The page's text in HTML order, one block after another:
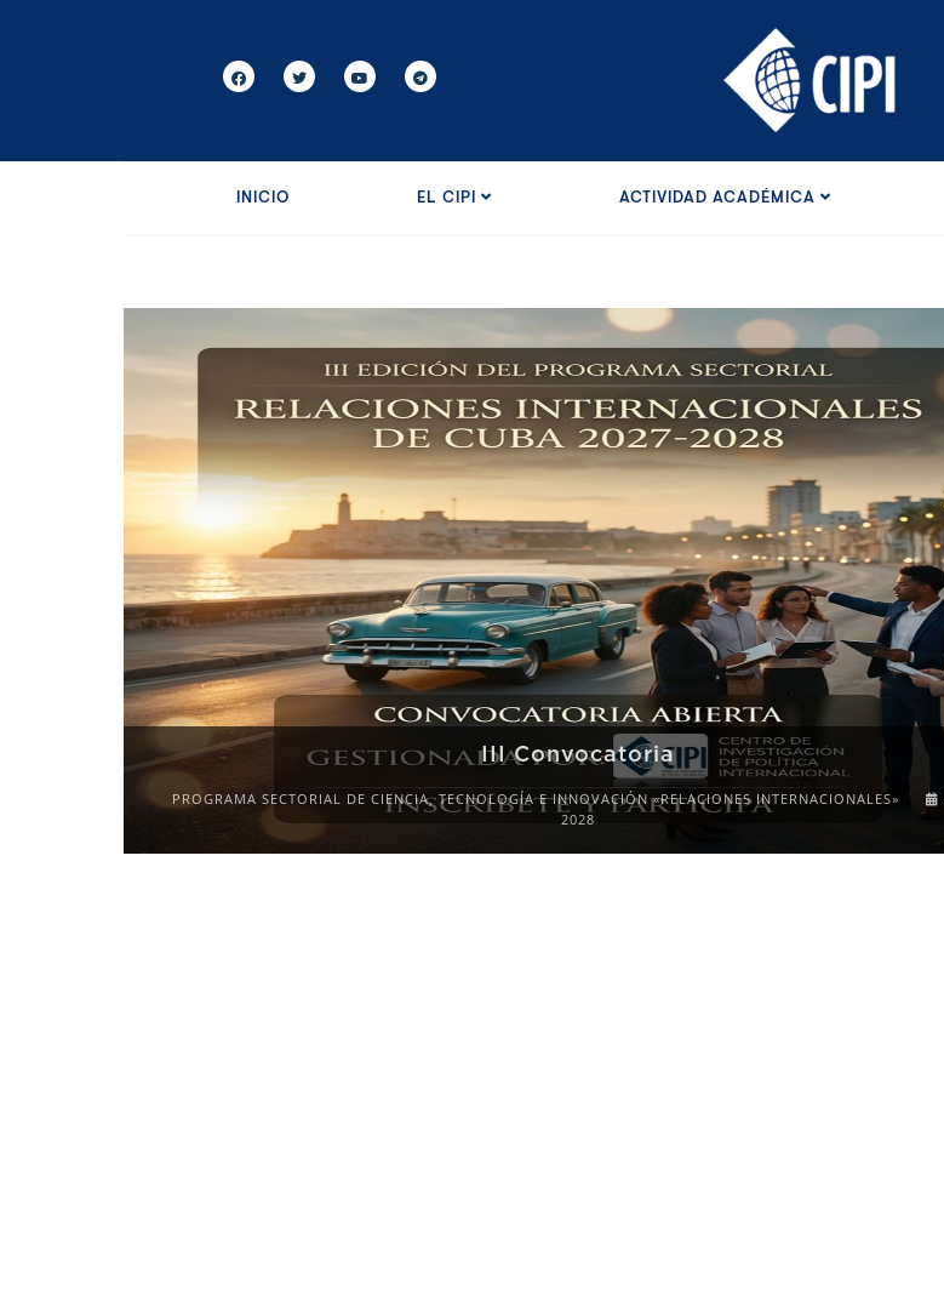
INICIO EL CIPI ACTIVIDAD ACADÉMICA
III Convocatoria
PROGRAMA SECTORIAL DE CIENCIA, TECNOLOGÍA E INNOVACIÓN «RELACIONES INTERNACIONALES»
2028